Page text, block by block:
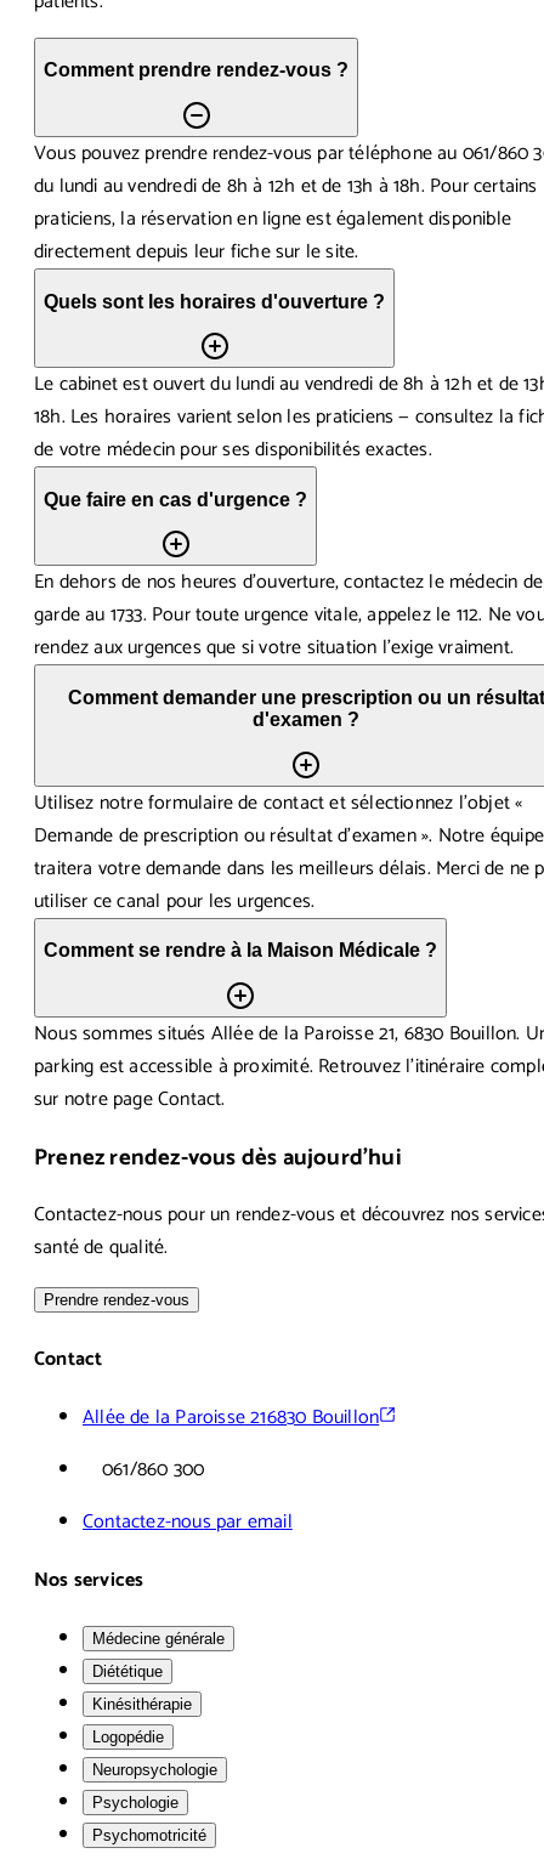
Comment prendre rendez-vous ?
Vous pouvez prendre rendez-vous par téléphone au 061/860
du lundi au vendredi de 8h à 12h et de 13h à 18h. Pour certains
praticiens, la réservation en ligne est également disponible
directement depuis leur fiche sur le site.
Quels sont les horaires d'ouverture ?
Le cabinet est ouvert du lundi au vendredi de 8h à 12h et de
18h. Les horaires varient selon les praticiens — consultez la
de votre médecin pour ses disponibilités exactes.
Que faire en cas d'urgence ?
En dehors de nos heures d'ouverture, contactez le médecin de
garde au 1733. Pour toute urgence vitale, appelez le 112. Ne
rendez aux urgences que si votre situation l'exige vraiment.
Comment demander une prescription ou un résultat
d'examen ?
Utilisez notre formulaire de contact et sélectionnez l'objet «
Demande de prescription ou résultat d'examen ». Notre équipe
traitera votre demande dans les meilleurs délais. Merci de ne
utiliser ce canal pour les urgences.
Comment se rendre à la Maison Médicale ?
Nous sommes situés Allée de la Paroisse 21, 6830 Bouillon.
parking est accessible à proximité. Retrouvez l'itinéraire
sur notre page Contact.
Prenez rendez-vous dès aujourd'hui
Contactez-nous pour un rendez-vous et découvrez nos
santé de qualité.
Prendre rendez-vous
Contact
Allée de la Paroisse 216830 Bouillon
061/860 300
Contactez-nous par email
Nos services
Médecine générale
Diététique
Kinésithérapie
Logopédie
Neuropsychologie
Psychologie
Psychomotricité